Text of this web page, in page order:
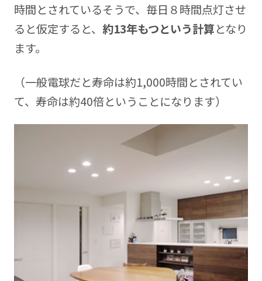
時間とされているそうで、毎日８時間点灯させ
ると仮定すると、 約13年もつという計算となり
ます。
（一般電球だと寿命は約1,000時間とされてい
て、寿命は約40倍ということになります）